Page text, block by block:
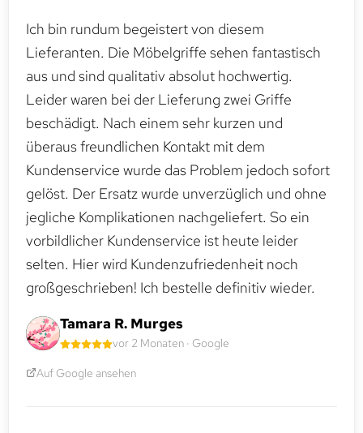
Ich bin rundum begeistert von diesem
Lieferanten. Die Möbelgriffe sehen fantastisch
aus und sind qualitativ absolut hochwertig.
Leider waren bei der Lieferung zwei Griffe
beschädigt. Nach einem sehr kurzen und
überaus freundlichen Kontakt mit dem
Kundenservice wurde das Problem jedoch sofort
gelöst. Der Ersatz wurde unverzüglich und ohne
jegliche Komplikationen nachgeliefert. So ein
vorbildlicher Kundenservice ist heute leider
selten. Hier wird Kundenzufriedenheit noch
großgeschrieben! Ich bestelle definitiv wieder.
Tamara R. Murges
vor 2 Monaten · Google
Auf Google ansehen